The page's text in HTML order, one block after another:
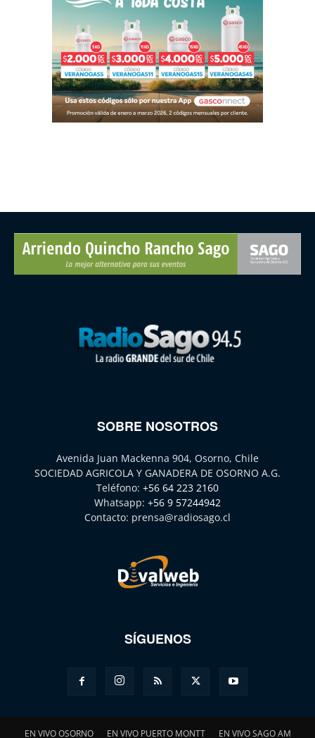
SOBRE NOSOTROS
Avenida Juan Mackenna 904, Osorno, Chile
SOCIEDAD AGRICOLA Y GANADERA DE OSORNO A.G.
Teléfono: +56 64 223 2160
Whatsapp: +56 9 57244942
Contacto: prensa@radiosago.cl
SÍGUENOS
EN VIVO OSORNO EN VIVO PUERTO MONTT EN VIVO SAGO AM